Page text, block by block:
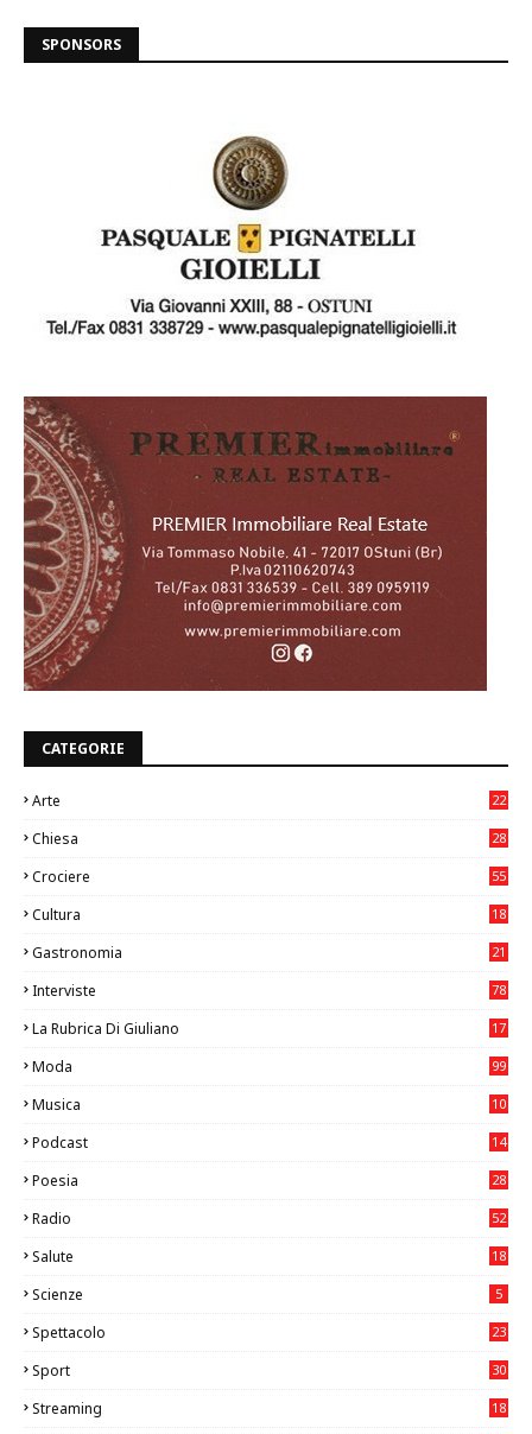
SPONSORS
CATEGORIE
Arte
22
Chiesa
28
Crociere 55
Cultura
18
Gastronomia
21
Interviste 78
La Rubrica Di Giuliano
17
Moda 99
Musica
10
Podcast 14
Poesia 28
Radio 52
Salute
18
Scienze 5
Spettacolo 23
Sport
30
Streaming 18